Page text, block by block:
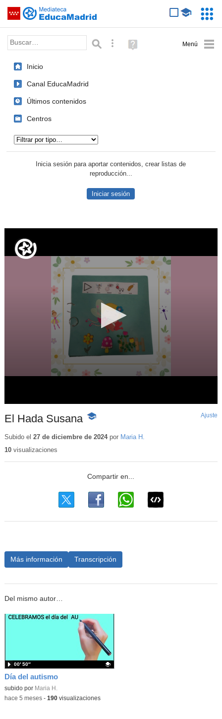
Saltar navegación
Palabra o frase: Búsqueda avanzada
Ayuda
(en
Inicio
Canal EducaMadrid
Últimos contenidos
Centros
Inicia sesión para aportar contenidos, crear listas de
reproducción...
Iniciar sesión
El Hada Susana -
educativo
Ajuste
Subido el 27 de diciembre de 2024por Maria H.
10visualizaciones
Más información Transcripción
Del mismo autor…
Día del autismo
Contenido educativo.
subido por Maria H.
00′ 50″
-hace 5 meses- 190visualizaciones